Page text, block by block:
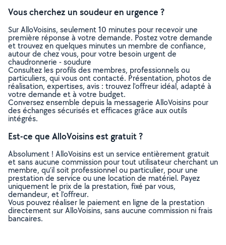
Vous cherchez un soudeur en urgence ?
Sur AlloVoisins, seulement 10 minutes pour recevoir une
première réponse à votre demande. Postez votre demande
et trouvez en quelques minutes un membre de confiance,
autour de chez vous, pour votre besoin urgent de
chaudronnerie - soudure
Consultez les profils des membres, professionnels ou
particuliers, qui vous ont contacté. Présentation, photos de
réalisation, expertises, avis : trouvez l'offreur idéal, adapté à
votre demande et à votre budget.
Conversez ensemble depuis la messagerie AlloVoisins pour
des échanges sécurisés et efficaces grâce aux outils
intégrés.
Est-ce que AlloVoisins est gratuit ?
Absolument ! AlloVoisins est un service entièrement gratuit
et sans aucune commission pour tout utilisateur cherchant un
membre, qu’il soit professionnel ou particulier, pour une
prestation de service ou une location de matériel. Payez
uniquement le prix de la prestation, fixé par vous,
demandeur, et l’offreur.
Vous pouvez réaliser le paiement en ligne de la prestation
directement sur AlloVoisins, sans aucune commission ni frais
bancaires.